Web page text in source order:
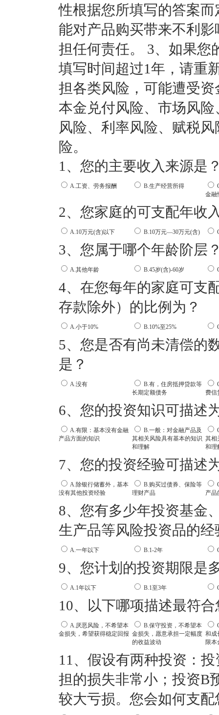
性根据您所填写的答案
能对产品购买带来不利
担任何责任。 3、如果您
填写时间超过1年，请重
担各类风险，可能遭受
本金兑付风险、市场风
风险、利率风险、赋税
险。
1、您的主要收入来源是
A.工资、劳务报酬 B.生产经营所得
金融
2、您家庭的可支配年收
A.10万元(含)以下 B.10万元—30万元(含)
3、您属于哪个年龄阶层
A.其他年龄 B.45岁(含)-60岁
4、在您每年的家庭可支
存款除外）的比例为？
A.小于10% B.10%至25%
5、您是否有尚未清偿的
是？
A.没有
B.有，住房抵押贷款等
长期定额债务
费信
6、您的投资知识可描述
A.有限：基本没有金融
产品方面的知识
B.一般：对金融产品及
其相关风险具有基本的知识
和理解
其相
和理
7、您的投资经验可描述
A.除银行储蓄外，基本
没有其他投资经验
B.购买过债券、保险等
理财产品
产品
8、您有多少年投资基金
生产品等风险投资品的经
A.一年以下 B.1-2年
9、您计划的投资期限是
A.1年以下 B.1至3年
10、以下哪项描述最符
A.厌恶风险，不希望本
金损失，希望获得稳定回报
B.保守投资，不希望本
金损失，愿意承担一定幅度
的收益波动
和成
限本
11、假设有两种投资：
担的损失非常小；投资B
较大亏损。您会如何支